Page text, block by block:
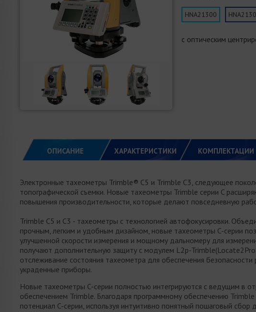
HNA21300
с оптическим
ОПИСАНИЕ ХАРАКТЕРИСТИКИ КОМПЛЕКТАЦИИ
Электронные тахеометры Trimble® С5 и Trimble С3, следующее
топографической съемки. Новые тахеометры Trimble серии C
повышения производительности, которые делают повседневную
Trimble С5 и С3 - тахеометры с технологией автофокусировки.
прочным, легким и удобным дизайном, новые тахеометры C-серии
улучшенной скорости измерения и мощному дальномеру для
получают дополнительную защиту с модулем L2p-
отслеживание состояния тахеометра для обеспечения
украденные приборы.
Новые тахеометры C-серии полностью интегрируются с ведущим в
обеспечением Trimble. Благодаря программному обеспечению
потенциал C-серии, используя интуитивно понятный пошаговый